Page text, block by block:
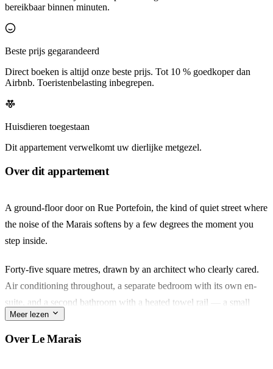
bereikbaar binnen minuten.
Beste prijs gegarandeerd
Direct boeken is altijd onze beste prijs. Tot 10 % goedkoper dan
Airbnb. Toeristenbelasting inbegrepen.
Huisdieren toegestaan
Dit appartement verwelkomt uw dierlijke metgezel.
Over dit appartement
A ground-floor door on Rue Portefoin, the kind of quiet street where
the noise of the Marais softens by a few degrees the moment you
step inside.
Forty-five square metres, drawn by an architect who clearly cared.
Air conditioning throughout, a separate bedroom with its own en-
suite, and a second bathroom with a heated towel rail — a small
luxury that feels bigger in winter.
Meer lezen
Over Le Marais